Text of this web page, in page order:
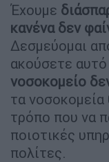
Έχουμε
κανένα δεν
Δεσμεύομαι
ακούσετε
νοσοκομείο
τα νοσοκομεία
τρόπο που να
ποιοτικές
πολίτες.